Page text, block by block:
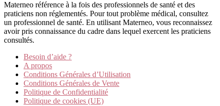
Materneo référence à la fois des professionnels de santé et des
praticiens non réglementés. Pour tout problème médical, consultez
un professionnel de santé. En utilisant Materneo, vous reconnaissez
avoir pris connaissance du cadre dans lequel exercent les praticiens
consultés.
Besoin d’aide ?
A propos
Conditions Générales d’Utilisation
Conditions Générales de Vente
Politique de Confidentialité
Politique de cookies (UE)